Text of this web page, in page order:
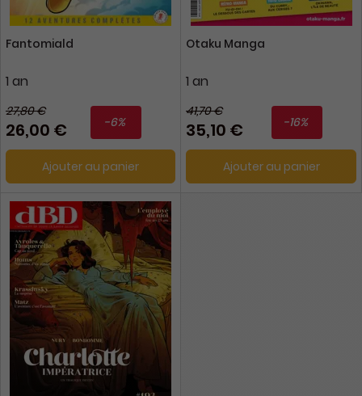
Fantomiald
1 an
27,80 €
26,00 € -6%
Ajouter au panier
Otaku Manga
1 an
41,70 €
35,10 € -16%
Ajouter au panier